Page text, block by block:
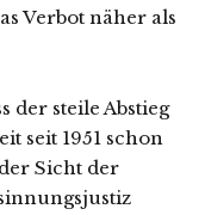
Verbot näher als
der steile Abstieg
seit 1951 schon
Sicht der